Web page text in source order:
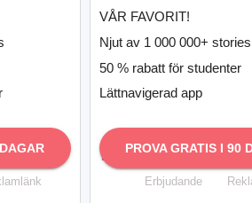
VÅR FAVORIT!
Njut av 1 000 000+ stories
50 % rabatt för studenter
Lättnavigerad app
PROVA GRATIS I 90
Erbjudande